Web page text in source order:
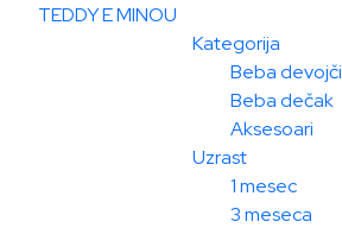
TEDDY E MINOU
Kategorija
Beba
Beba dečak
Aksesoari
Uzrast
1 mesec
3 meseca